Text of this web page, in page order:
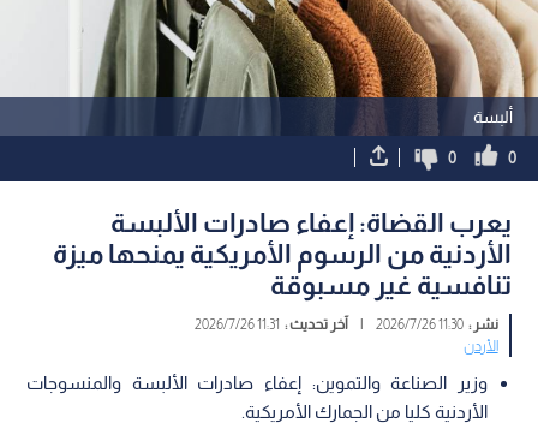
ألبسة
0
0
يعرب القضاة: إعفاء صادرات الألبسة
الأردنية من الرسوم الأمريكية يمنحها ميزة
تنافسية غير مسبوقة
نشر :11:30 2026/7/26
| آخر تحديث : 11:31 2026/7/26
الأردن
وزير الصناعة والتموين: إعفاء صادرات الألبسة والمنسوجات
الأردنية كليا من الجمارك الأمريكية.